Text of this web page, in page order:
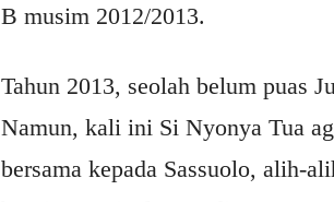
B musim 2012/2013.
Tahun 2013, seolah belum puas
Namun, kali ini Si Nyonya Tua
bersama kepada Sassuolo, alih-